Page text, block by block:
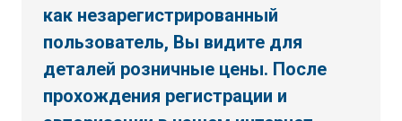
как незарегистрированный
пользователь, Вы видите для
деталей розничные цены. После
прохождения регистрации и